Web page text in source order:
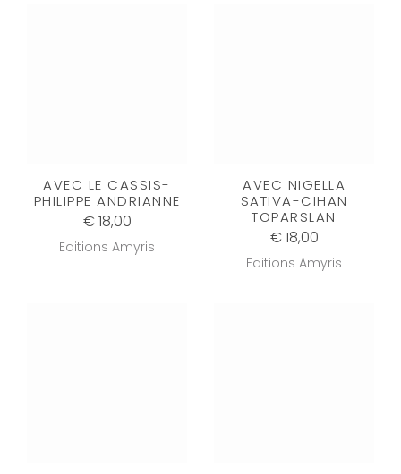
AVEC LE CASSIS-
PHILIPPE ANDRIANNE
€ 18,00
Editions Amyris
AVEC NIGELLA
SATIVA-CIHAN
TOPARSLAN
€ 18,00
Editions Amyris